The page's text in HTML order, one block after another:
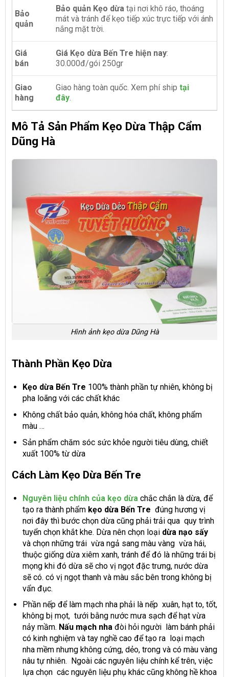
Bảo
quản
Bảo quản Kẹo dừa tại nơi khô ráo, thoáng
mát và tránh để kẹo tiếp xúc trực tiếp với ánh
nắng mặt trời.
Giá
bán
Giá Kẹo dừa Bến Tre hiện nay:
30.000đ/gói 250gr
Giao
hàng
Giao hàng toàn quốc. Xem phí ship tại
đây.
Mô Tả Sản Phẩm Kẹo Dừa Thập Cẩm
Dũng Hà
Hình ảnh kẹo dừa Dũng Hà
Thành Phần Kẹo Dừa
Kẹo dừa Bến Tre 100% thành phần tự nhiên, không bị
pha loãng với các chất khác
Không chất bảo quản, không hóa chất, không phẩm
màu …
Sản phẩm chăm sóc sức khỏe người tiêu dùng, chiết
xuất 100% từ dừa
Cách Làm Kẹo Dừa Bến Tre
Nguyên liệu chính của kẹo dừa chắc chắn là dừa, để
tạo ra thành phẩm kẹo dừa Bến Tre đúng hương vị
nơi đây thì bước chọn dừa cũng phải trải qua quy trình
tuyển chọn khắt khe. Dừa nên chọn loại dừa nạo sấy
và chọn những trái vừa ngả sang màu vàng vừa hái,
thuộc giống dừa xiêm xanh, tránh để đó là những trái bị
mọng khi đó dừa sẽ cho vị ngọt đặc trưng, nước dừa
sẽ có. có vị ngọt thanh và màu sắc bên trong không bị
vẩn đục.
Phần nếp để làm mạch nha phải là nếp xuân, hạt to, tốt,
không bị mọt, tưới bằng nước mưa sạch để hạt vừa
nảy mầm. Nấu mạch nhađòi hỏi người làm bánh phải
có kinh nghiệm và tay nghề cao để tạo ra loại mạch
nha mềm nhưng không cứng, dẻo, trong và có màu vàng
nâu tự nhiên. Ngoài các nguyên liệu chính kể trên, việc
lựa chọn các nguyên liệu phụ khác cũng không hề khoa